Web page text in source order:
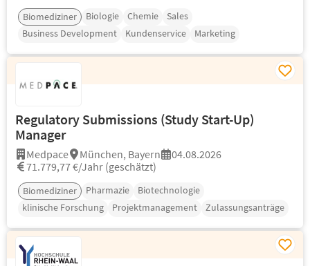
Biomediziner Biologie Chemie
Sales
Business Development
Kundenservice Marketing
Regulatory Submissions (Study Start-Up)
Manager
Medpace München, Bayern
04.08.2026
71.779,77 €/Jahr (geschätzt)
Biomediziner Pharmazie
Biotechnologie
klinische Forschung
Projektmanagement Zulassungsanträge